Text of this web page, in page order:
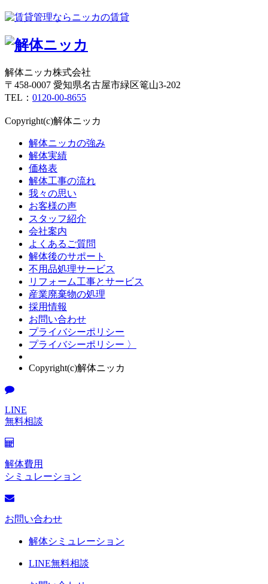
解体ニッカ株式会社
〒458-0007 愛知県名古屋市緑区篭山3-202
TEL： 0120-00-8655
Copyright(c)解体ニッカ
解体ニッカの強み
解体実績
価格表
解体工事の流れ
我々の思い
お客様の声
スタッフ紹介
会社案内
よくあるご質問
解体後のサポート
不用品処理サービス
リフォーム工事とサービス
産業廃棄物の処理
採用情報
お問い合わせ
プライバシーポリシー
プライバシーポリシー 〉
Copyright(c)解体ニッカ
LINE
無料相談
解体費用
シミュレーション
お問い合わせ
解体シミュレーション
LINE無料相談